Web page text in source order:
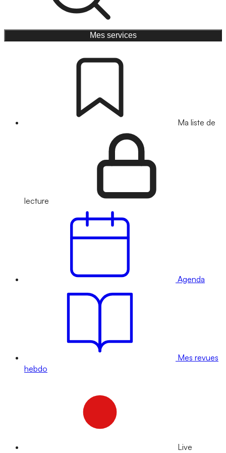
Mes services
Ma liste de
lecture
Agenda
Mes revues
hebdo
Live